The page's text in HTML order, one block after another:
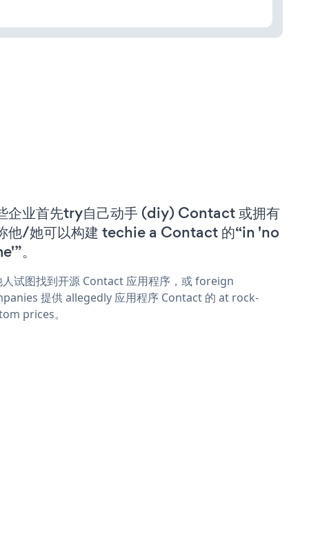
企业首先try自己动手 (diy) Contact 或拥有
他/她可以构建 techie a Contact 的“in 'no
。
人试图找到开源 Contact 应用程序，或 foreign
提供 allegedly 应用程序 Contact 的 at rock-
prices。